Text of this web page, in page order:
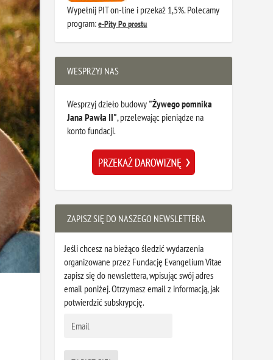
Wypełnij PIT on-line i przekaż 1,5%. Polecamy
program:e-Pity Po prostu
WESPRZYJ NAS
Wesprzyj dzieło budowy "Żywego pomnika
Jana Pawła II", przelewając pieniądze na
konto fundacji.
ZAPISZ SIĘ DO NASZEGO NEWSLETTERA
Jeśli chcesz na bieżąco śledzić wydarzenia
organizowane przez Fundację Evangelium Vitae
zapisz się do newslettera, wpisując swój adres
email poniżej. Otrzymasz email z informacją, jak
potwierdzić subskrypcję.